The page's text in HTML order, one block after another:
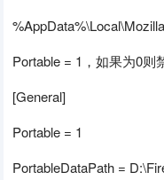
Portable = 1，如果为0则
[General]
Portable = 1
PortableDataPath =